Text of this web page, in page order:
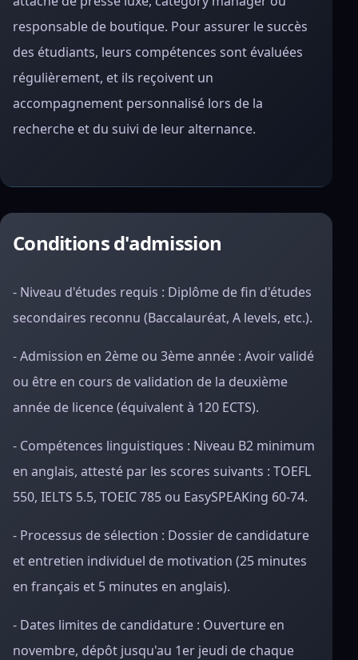
responsable de boutique. Pour assurer le succès
des étudiants, leurs compétences sont évaluées
régulièrement, et ils reçoivent un
accompagnement personnalisé lors de la
recherche et du suivi de leur alternance.
Conditions d'admission
- Niveau d'études requis : Diplôme de fin d'études
secondaires reconnu (Baccalauréat, A levels, etc.).
- Admission en 2ème ou 3ème année : Avoir validé
ou être en cours de validation de la deuxième
année de licence (équivalent à 120 ECTS).
- Compétences linguistiques : Niveau B2 minimum
en anglais, attesté par les scores suivants : TOEFL
550, IELTS 5.5, TOEIC 785 ou EasySPEAKing 60-74.
- Processus de sélection : Dossier de candidature
et entretien individuel de motivation (25 minutes
en français et 5 minutes en anglais).
- Dates limites de candidature : Ouverture en
novembre, dépôt jusqu'au 1er jeudi de chaque